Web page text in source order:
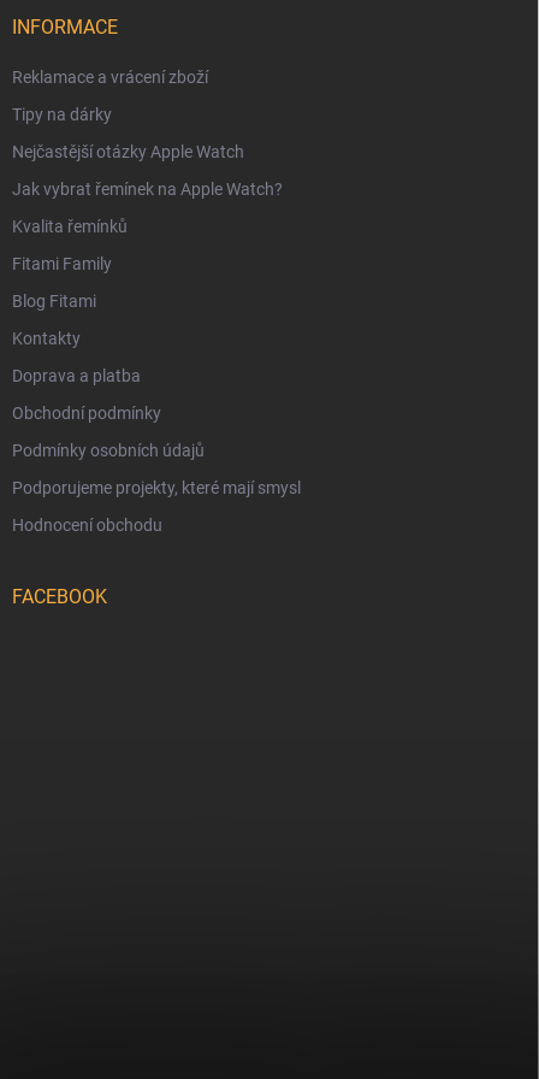
INFORMACE
Reklamace a vrácení zboží
Tipy na dárky
Nejčastější otázky Apple Watch
Jak vybrat řemínek na Apple Watch?
Kvalita řemínků
Fitami Family
Blog Fitami
Kontakty
Doprava a platba
Obchodní podmínky
Podmínky osobních údajů
Podporujeme projekty, které mají smysl
Hodnocení obchodu
FACEBOOK